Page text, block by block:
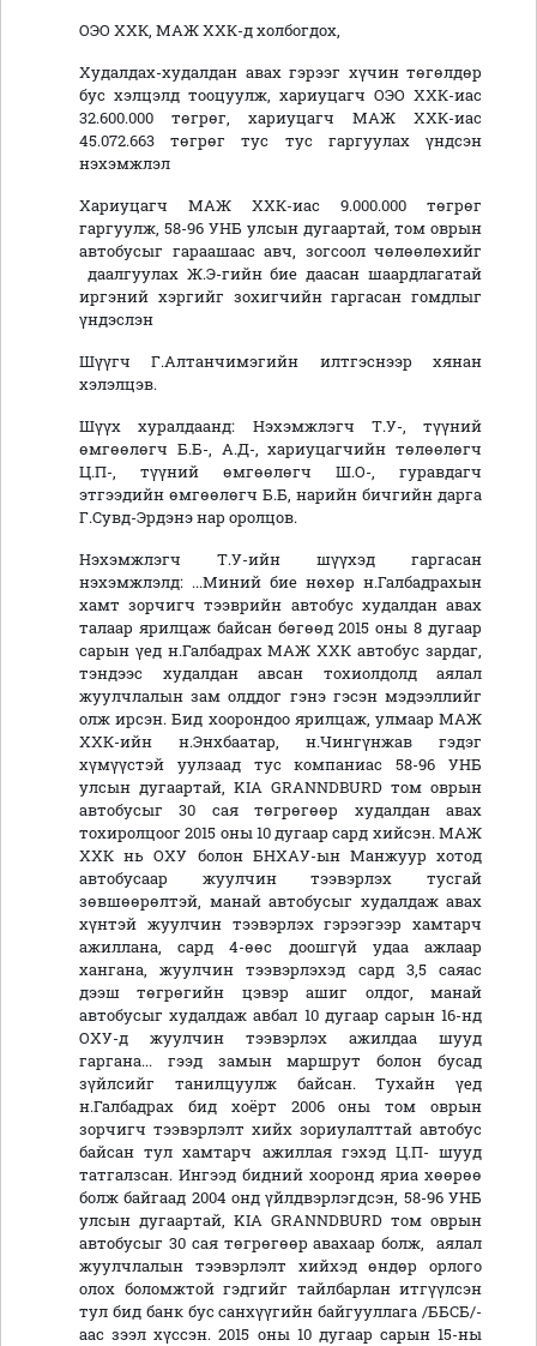
ОЭО ХХК, МАЖ ХХК-д холбогдох,
Худалдах-худалдан авах гэрээг хүчин төгөлдөр
бус хэлцэлд тооцуулж, хариуцагч ОЭО ХХК-иас
32.600.000 төгрөг, хариуцагч МАЖ ХХК-иас
45.072.663 төгрөг тус тус гаргуулах үндсэн
нэхэмжлэл
Хариуцагч МАЖ ХХК-иас 9.000.000 төгрөг
гаргуулж, 58-96 УНБ улсын дугаартай, том оврын
автобусыг гараашаас авч, зогсоол чөлөөлөхийг
даалгуулах Ж.Э-гийн бие даасан шаардлагатай
иргэний хэргийг зохигчийн гаргасан гомдлыг
үндэслэн
Шүүгч Г.Алтанчимэгийн илтгэснээр хянан
хэлэлцэв.
Шүүх хуралдаанд: Нэхэмжлэгч Т.У-, түүний
өмгөөлөгч Б.Б-, А.Д-, хариуцагчийн төлөөлөгч
Ц.П-, түүний өмгөөлөгч Ш.О-, гуравдагч
этгээдийн өмгөөлөгч Б.Б, нарийн бичгийн дарга
Г.Сувд-Эрдэнэ нар оролцов.
Нэхэмжлэгч Т.У-ийн шүүхэд гаргасан
нэхэмжлэлд: ...Миний бие нөхөр н.Галбадрахын
хамт зорчигч тээврийн автобус худалдан авах
талаар ярилцаж байсан бөгөөд 2015 оны 8 дугаар
сарын үед н.Галбадрах МАЖ ХХК автобус зардаг,
тэндээс худалдан авсан тохиолдолд аялал
жуулчлалын зам олддог гэнэ гэсэн мэдээллийг
олж ирсэн. Бид хоорондоо ярилцаж, улмаар МАЖ
ХХК-ийн н.Энхбаатар, н.Чингүнжав гэдэг
хүмүүстэй уулзаад тус компаниас 58-96 УНБ
улсын дугаартай, KIA GRANNDBURD том оврын
автобусыг 30 сая төгрөгөөр худалдан авах
тохиролцоог 2015 оны 10 дугаар сард хийсэн. МАЖ
ХХК нь ОХУ болон БНХАУ-ын Манжуур хотод
автобусаар жуулчин тээвэрлэх тусгай
зөвшөөрөлтэй, манай автобусыг худалдаж авах
хүнтэй жуулчин тээвэрлэх гэрээгээр хамтарч
ажиллана, сард 4-өөс доошгүй удаа ажлаар
хангана, жуулчин тээвэрлэхэд сард 3,5 саяас
дээш төгрөгийн цэвэр ашиг олдог, манай
автобусыг худалдаж авбал 10 дугаар сарын 16-нд
ОХУ-д жуулчин тээвэрлэх ажилдаа шууд
гаргана... гээд замын маршрут болон бусад
зүйлсийг танилцуулж байсан. Тухайн үед
н.Галбадрах бид хоёрт 2006 оны том оврын
зорчигч тээвэрлэлт хийх зориулалттай автобус
байсан тул хамтарч ажиллая гэхэд Ц.П- шууд
татгалзсан. Ингээд бидний хооронд яриа хөөрөө
болж байгаад 2004 онд үйлдвэрлэгдсэн, 58-96 УНБ
улсын дугаартай, KIA GRANNDBURD том оврын
автобусыг 30 сая төгрөгөөр авахаар болж, аялал
жуулчлалын тээвэрлэлт хийхэд өндөр орлого
олох боломжтой гэдгийг тайлбарлан итгүүлсэн
тул бид банк бус санхүүгийн байгууллага /ББСБ/-
аас зээл хүссэн. 2015 оны 10 дугаар сарын 15-ны